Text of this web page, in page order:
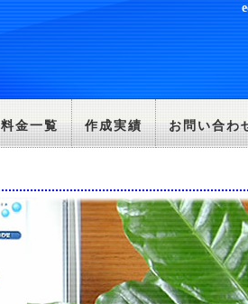
料金一覧 作成実績 お問い合わ